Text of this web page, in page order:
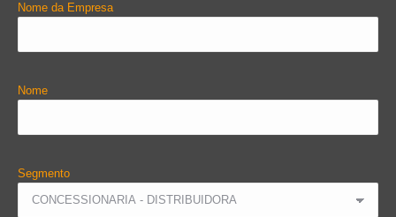
Nome da Empresa
Nome
Segmento